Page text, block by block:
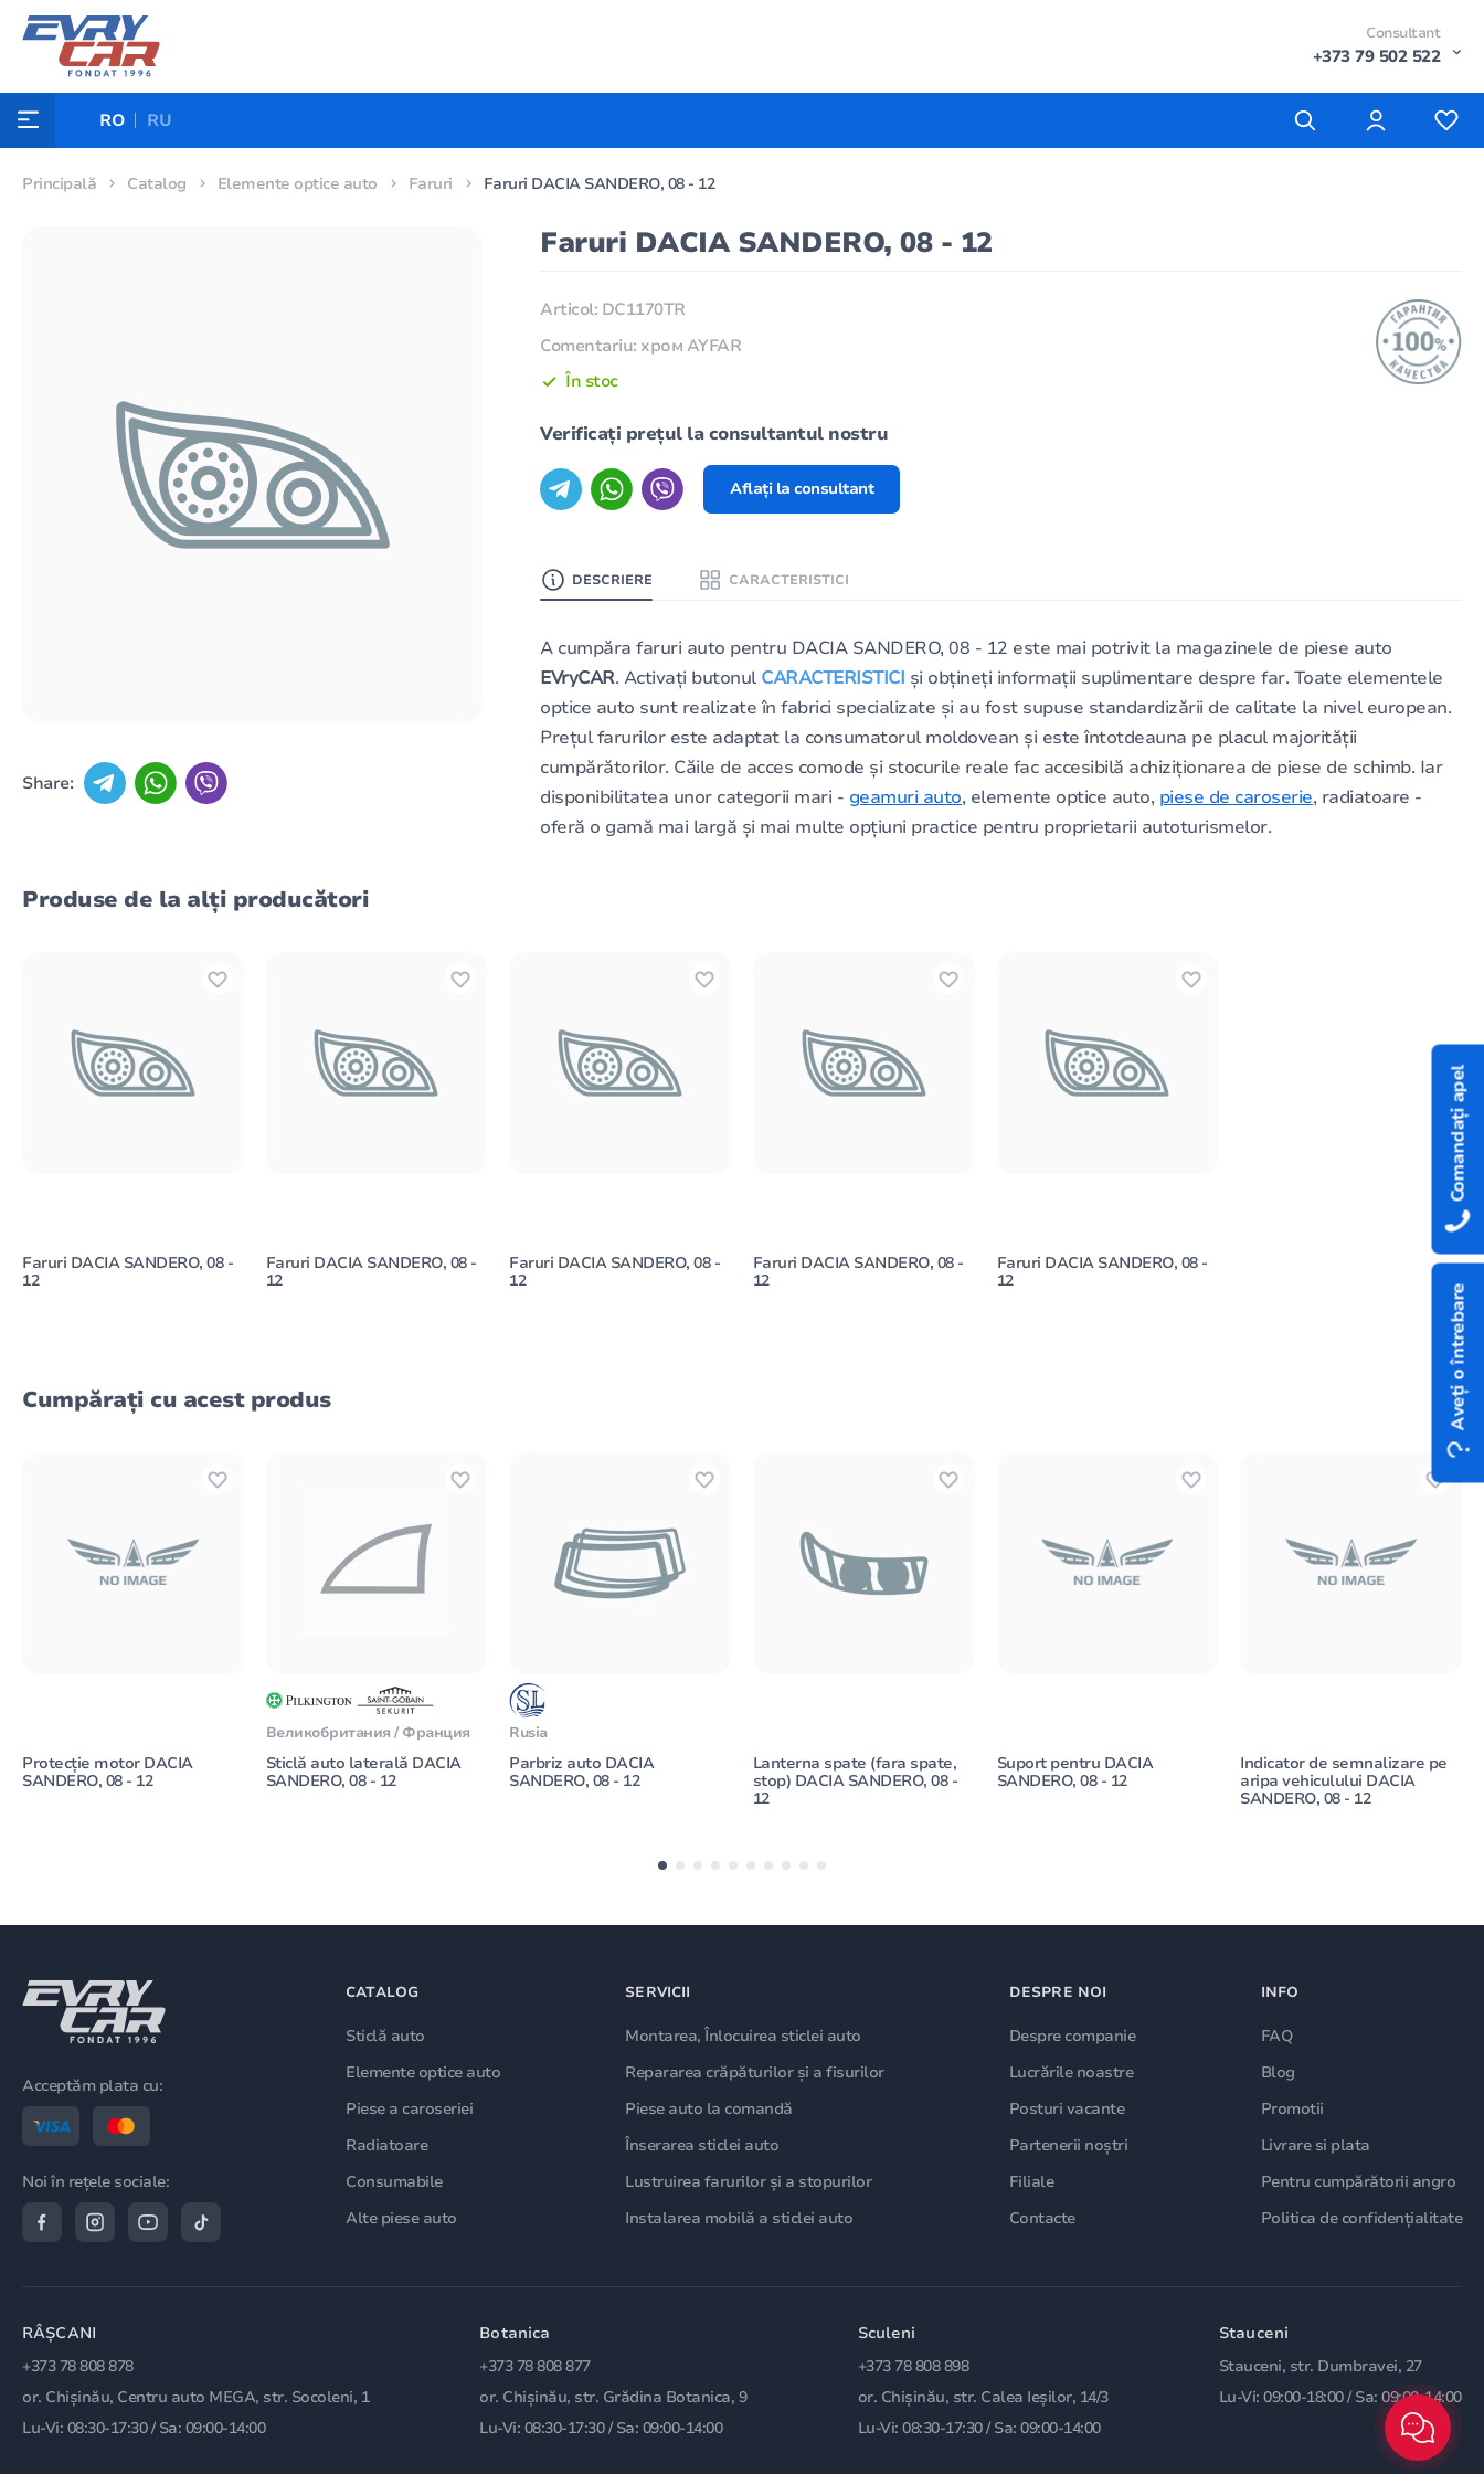
Consultant
+373 79 502 522
RO RU
Principală Catalog Elemente optice auto Faruri Faruri DACIA SANDERO, 08 - 12
Share:
Faruri DACIA SANDERO, 08 - 12
Articol: DC1170TR
Comentariu: хром AYFAR
În stoc
Verificați prețul la consultantul nostru
Aflați la consultant
DESCRIERE CARACTERISTICI
A cumpăra faruri auto pentru DACIA SANDERO, 08 - 12 este mai potrivit la magazinele de piese auto
EVryCAR. Activați butonul CARACTERISTICI și obțineți informații suplimentare despre far. Toate elementele
optice auto sunt realizate în fabrici specializate și au fost supuse standardizării de calitate la nivel european.
Prețul farurilor este adaptat la consumatorul moldovean și este întotdeauna pe placul majorității
cumpărătorilor. Căile de acces comode și stocurile reale fac accesibilă achiziționarea de piese de schimb. Iar
disponibilitatea unor categorii mari - geamuri auto, elemente optice auto, piese de caroserie, radiatoare -
oferă o gamă mai largă și mai multe opțiuni practice pentru proprietarii autoturismelor.
Produse de la alți producători
Faruri DACIA SANDERO, 08 -
12
Faruri DACIA SANDERO, 08 -
12
Faruri DACIA SANDERO, 08 -
12
Faruri DACIA SANDERO, 08 -
12
Faruri DACIA SANDERO, 08 -
12
Cumpărați cu acest produs
Protecție motor DACIA
SANDERO, 08 - 12
Великобритания / Франция
Sticlă auto laterală DACIA
SANDERO, 08 - 12
Rusia
Parbriz auto DACIA
SANDERO, 08 - 12
Lanterna spate (fara spate,
stop) DACIA SANDERO, 08 -
12
Suport pentru DACIA
SANDERO, 08 - 12
Indicator de semnalizare pe
aripa vehiculului DACIA
SANDERO, 08 - 12
Aveți o întrebare
Comandați apel
Acceptăm plata cu:
Noi în rețele sociale:
CATALOG
Sticlă auto
Elemente optice auto
Piese a caroseriei
Radiatoare
Consumabile
Alte piese auto
SERVICII
Montarea, Înlocuirea sticlei auto
Repararea crăpăturilor și a fisurilor
Piese auto la comandă
Înserarea sticlei auto
Lustruirea farurilor și a stopurilor
Instalarea mobilă a sticlei auto
DESPRE NOI
Despre companie
Lucrările noastre
Posturi vacante
Partenerii noștri
Filiale
Contacte
INFO
FAQ
Blog
Promotii
Livrare si plata
Pentru cumpărătorii angro
Politica de confidențialitate
RÂȘCANI
+373 78 808 878
or. Chișinău, Centru auto MEGA, str. Socoleni, 1
Lu-Vi: 08:30-17:30 / Sa: 09:00-14:00
Botanica
+373 78 808 877
or. Chișinău, str. Grădina Botanica, 9
Lu-Vi: 08:30-17:30 / Sa: 09:00-14:00
Sculeni
+373 78 808 898
or. Chișinău, str. Calea Ieșilor, 14/3
Lu-Vi: 08:30-17:30 / Sa: 09:00-14:00
Stauceni
Stauceni, str. Dumbravei, 27
Lu-Vi: 09:00-18:00 / Sa: 09:00-14:00